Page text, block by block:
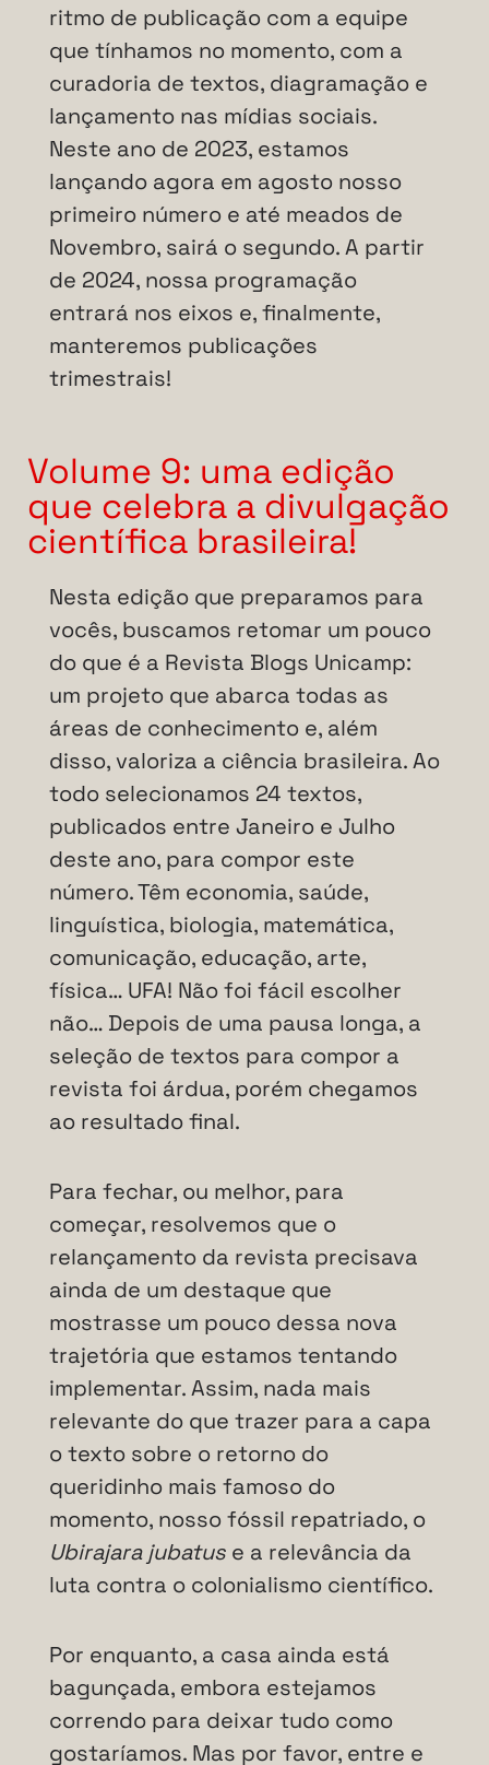
ritmo de publicação com a equipe
que tínhamos no momento, com a
curadoria de textos, diagramação e
lançamento nas mídias sociais.
Neste ano de 2023, estamos
lançando agora em agosto nosso
primeiro número e até meados de
Novembro, sairá o segundo. A partir
de 2024, nossa programação
entrará nos eixos e, finalmente,
manteremos publicações
trimestrais!
Volume 9: uma edição
que celebra a divulgação
científica brasileira!
Nesta edição que preparamos para
vocês, buscamos retomar um pouco
do que é a Revista Blogs Unicamp:
um projeto que abarca todas as
áreas de conhecimento e, além
disso, valoriza a ciência brasileira. Ao
todo selecionamos 24 textos,
publicados entre Janeiro e Julho
deste ano, para compor este
número. Têm economia, saúde,
linguística, biologia, matemática,
comunicação, educação, arte,
física… UFA! Não foi fácil escolher
não… Depois de uma pausa longa, a
seleção de textos para compor a
revista foi árdua, porém chegamos
ao resultado final.
Para fechar, ou melhor, para
começar, resolvemos que o
relançamento da revista precisava
ainda de um destaque que
mostrasse um pouco dessa nova
trajetória que estamos tentando
implementar. Assim, nada mais
relevante do que trazer para a capa
o texto sobre o retorno do
queridinho mais famoso do
momento, nosso fóssil repatriado, o
Ubirajara jubatus e a relevância da
luta contra o colonialismo científico.
Por enquanto, a casa ainda está
bagunçada, embora estejamos
correndo para deixar tudo como
gostaríamos. Mas por favor, entre e